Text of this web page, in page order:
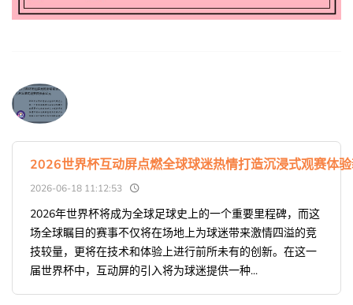
2026世界杯互动屏点燃全球球迷热情打造沉浸式观赛体
2026-06-18 11:12:53
2026年世界杯将成为全球足球史上的一个重要里程碑，而这
场全球瞩目的赛事不仅将在场地上为球迷带来激情四溢的竞
技较量，更将在技术和体验上进行前所未有的创新。在这一
届世界杯中，互动屏的引入将为球迷提供一种...